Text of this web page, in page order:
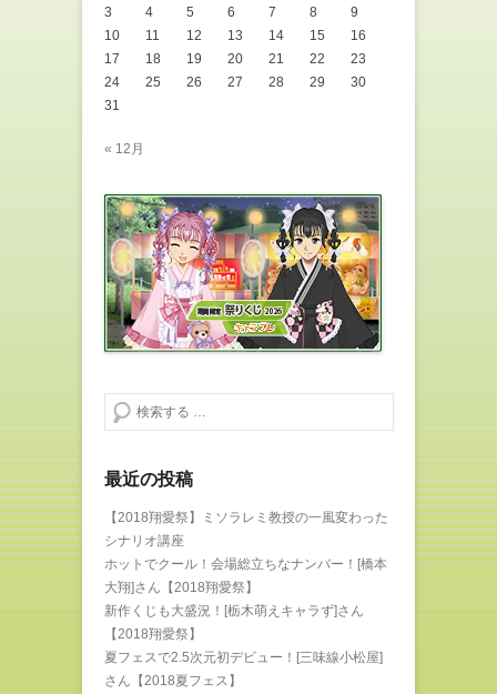
3
4 5 6 7 8
9
10
11 12 13 14 15
16
17
18 19 20 21 22
23
24
25 26 27 28 29
30
31
« 12月
検索する
最近の投稿
【2018翔愛祭】ミソラレミ教授の一風変わった
シナリオ講座
ホットでクール！会場総立ちなナンバー！[橋本
大翔]さん【2018翔愛祭】
新作くじも大盛況！[栃木萌えキャラず]さん
【2018翔愛祭】
夏フェスで2.5次元初デビュー！[三味線小松屋]
さん【2018夏フェス】